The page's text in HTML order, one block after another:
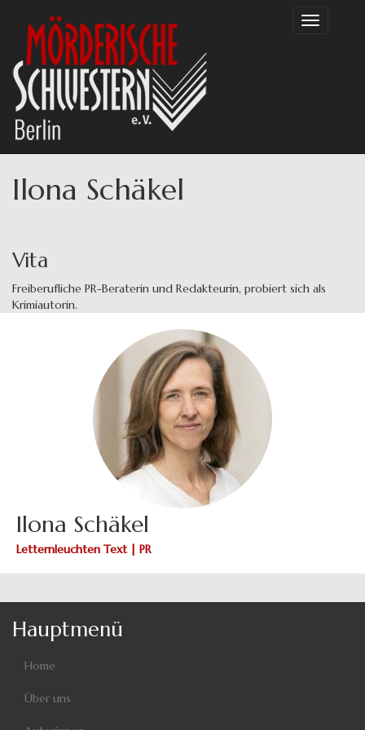
Inhalt
Toggle
Ilona Schäkel
Vita
Freiberufliche PR-Beraterin und Redakteurin, probiert sich als
Krimiautorin.
Ilona Schäkel
Letternleuchten Text | PR
Hauptmenü
Home
Über uns